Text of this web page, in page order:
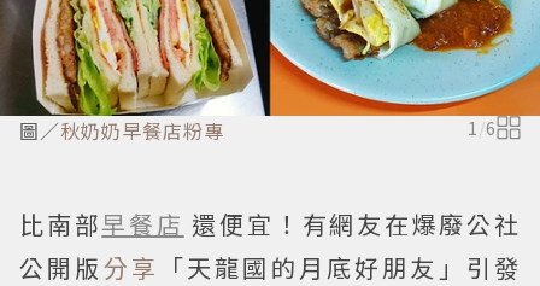
圖／秋奶奶早餐店粉專 1 /6
比南部早餐店 還便宜！有網友在爆廢公社
公開版分享 「天龍國的月底好朋友」引發